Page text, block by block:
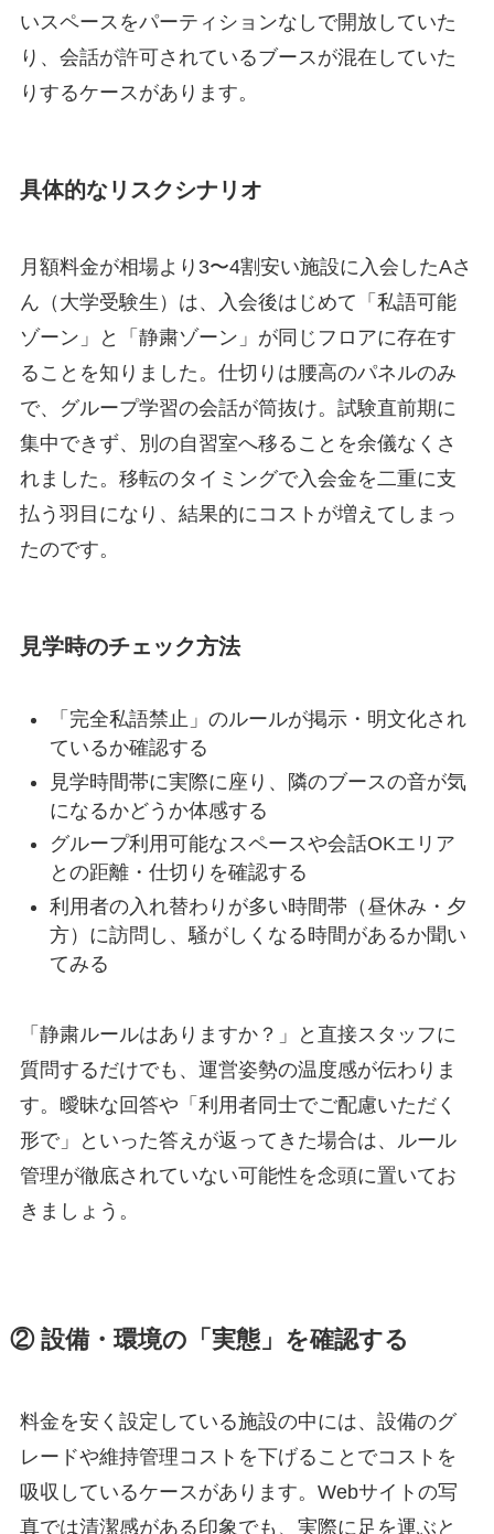
いスペースをパーティションなしで開放していた
り、会話が許可されているブースが混在していた
りするケースがあります。
具体的なリスクシナリオ
月額料金が相場より3〜4割安い施設に入会したAさ
ん（大学受験生）は、入会後はじめて「私語可能
ゾーン」と「静粛ゾーン」が同じフロアに存在す
ることを知りました。仕切りは腰高のパネルのみ
で、グループ学習の会話が筒抜け。試験直前期に
集中できず、別の自習室へ移ることを余儀なくさ
れました。移転のタイミングで入会金を二重に支
払う羽目になり、結果的にコストが増えてしまっ
たのです。
見学時のチェック方法
「完全私語禁止」のルールが掲示・明文化され
ているか確認する
見学時間帯に実際に座り、隣のブースの音が気
になるかどうか体感する
グループ利用可能なスペースや会話OKエリア
との距離・仕切りを確認する
利用者の入れ替わりが多い時間帯（昼休み・夕
方）に訪問し、騒がしくなる時間があるか聞い
てみる
「静粛ルールはありますか？」と直接スタッフに
質問するだけでも、運営姿勢の温度感が伝わりま
す。曖昧な回答や「利用者同士でご配慮いただく
形で」といった答えが返ってきた場合は、ルール
管理が徹底されていない可能性を念頭に置いてお
きましょう。
② 設備・環境の「実態」を確認する
料金を安く設定している施設の中には、設備のグ
レードや維持管理コストを下げることでコストを
吸収しているケースがあります。Webサイトの写
真では清潔感がある印象でも、実際に足を運ぶと